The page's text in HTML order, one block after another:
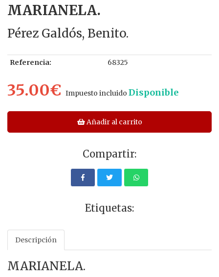
MARIANELA.
Pérez Galdós, Benito.
Referencia: 68325
35.00€ Impuesto incluido Disponible
Añadir al carrito
Compartir:
Etiquetas:
Descripción
MARIANELA.